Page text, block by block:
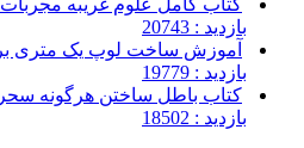
کتاب کامل علوم غریبه مجربات
بازدید : 20743
آموزش ساخت لوپ یک متری
بازدید : 19779
کتاب باطل ساختن هرگونه
بازدید : 18502